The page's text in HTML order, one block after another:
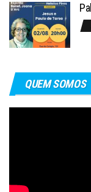
QUEM SOMOS